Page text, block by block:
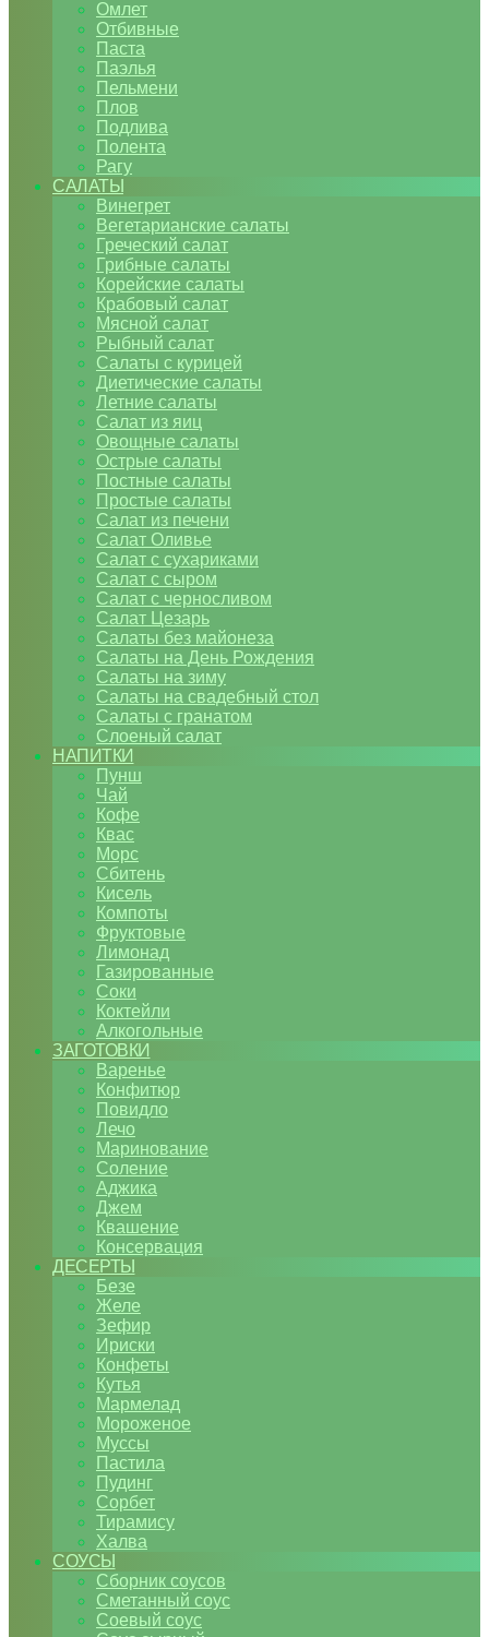
Омлет
Отбивные
Паста
Паэлья
Пельмени
Плов
Подлива
Полента
Рагу
САЛАТЫ
Винегрет
Вегетарианские салаты
Греческий салат
Грибные салаты
Корейские салаты
Крабовый салат
Мясной салат
Рыбный салат
Салаты с курицей
Диетические салаты
Летние салаты
Салат из яиц
Овощные салаты
Острые салаты
Постные салаты
Простые салаты
Салат из печени
Салат Оливье
Салат с сухариками
Салат с сыром
Салат с черносливом
Салат Цезарь
Салаты без майонеза
Салаты на День Рождения
Салаты на зиму
Салаты на свадебный стол
Салаты с гранатом
Слоеный салат
НАПИТКИ
Пунш
Чай
Кофе
Квас
Морс
Сбитень
Кисель
Компоты
Фруктовые
Лимонад
Газированные
Соки
Коктейли
Алкогольные
ЗАГОТОВКИ
Варенье
Конфитюр
Повидло
Лечо
Маринование
Соление
Аджика
Джем
Квашение
Консервация
ДЕСЕРТЫ
Безе
Желе
Зефир
Ириски
Конфеты
Кутья
Мармелад
Мороженое
Муссы
Пастила
Пудинг
Сорбет
Тирамису
Халва
СОУСЫ
Сборник соусов
Сметанный соус
Соевый соус